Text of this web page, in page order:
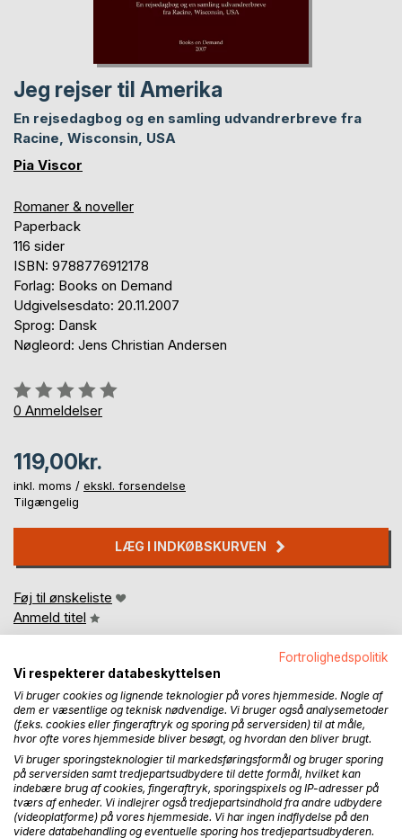
Jeg rejser til Amerika
En rejsedagbog og en samling udvandrerbreve fra
Racine, Wisconsin, USA
Pia Viscor
Romaner & noveller
Paperback
116 sider
ISBN: 9788776912178
Forlag: Books on Demand
Udgivelsesdato: 20.11.2007
Sprog: Dansk
Nøgleord: Jens Christian Andersen
Anmeldelse::
0%
0 Anmeldelser
119,00kr.
inkl. moms / ekskl. forsendelse
Tilgængelig
LÆG I INDKØBSKURVEN
Føj til ønskeliste
Anmeld titel
BESKRIVELSE
Bogen fortæller om tjenestekarlen Jens Christian
Andersens rejse til byen Racine, Wisconsin i Amerika.
Fortrolighedspolitik
Vi respekterer databeskyttelsen
Vi bruger cookies og lignende teknologier på vores hjemmeside. Nogle af
dem er væsentlige og teknisk nødvendige. Vi bruger også analysemetoder
(f.eks. cookies eller fingeraftryk og sporing på serversiden) til at måle,
hvor ofte vores hjemmeside bliver besøgt, og hvordan den bliver brugt.
Vi bruger sporingsteknologier til markedsføringsformål og bruger sporing
på serversiden samt tredjepartsudbydere til dette formål, hvilket kan
indebære brug af cookies, fingeraftryk, sporingspixels og IP-adresser på
tværs af enheder. Vi indlejrer også tredjepartsindhold fra andre udbydere
(videoplatforme) på vores hjemmeside. Vi har ingen indflydelse på den
videre databehandling og eventuelle sporing hos tredjepartsudbyderen.